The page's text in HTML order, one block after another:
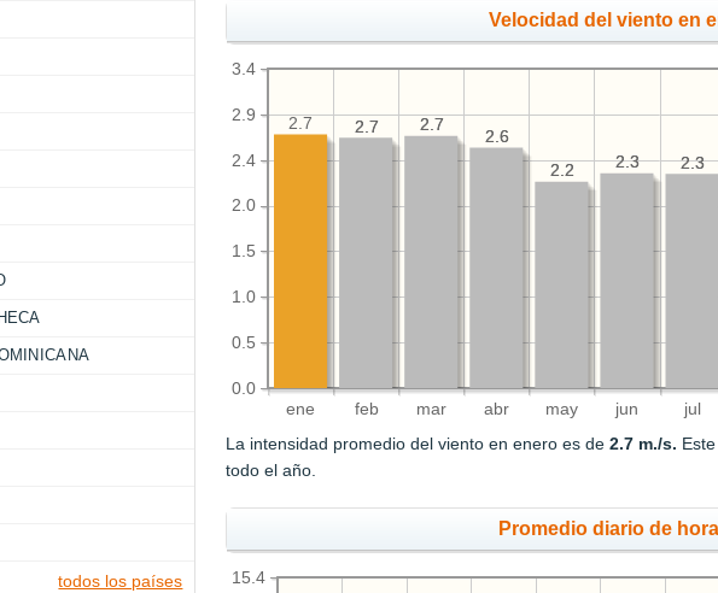
Velocidad del viento en
ene feb mar abr may jun jul
0.0
0.5
1.0
1.5
2.0
2.4
2.9
3.4
2.3
2.3
2.2
2.6
2.7
2.7
2.3
2.3
2.2
2.6
2.7
2.7
2.7
La intensidad promedio del viento en enero es de2.7 m./s.
todo el año.
Promedio diario de
15.4
todos los países